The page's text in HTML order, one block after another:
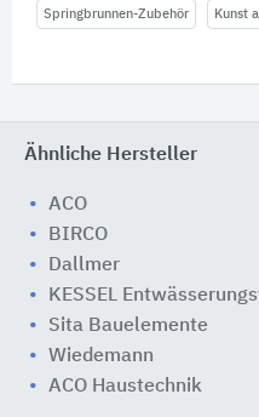
Springbrunnen-Zubehör Kunst
Ähnliche Hersteller
ACO
BIRCO
Dallmer
KESSEL
Sita Bauelemente
Wiedemann
ACO Haustechnik